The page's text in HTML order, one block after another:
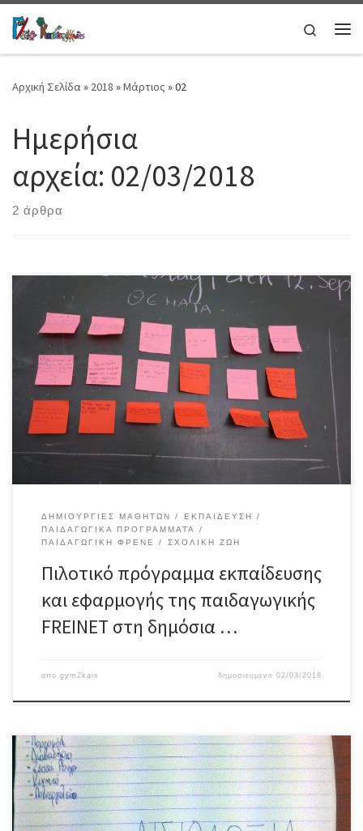
Μετάβαση στο περιεχόμενο
Search
Αρχική Σελίδα» 2018 »Μάρτιος »02
Ημερήσια
αρχεία: 02/03/2018
2 άρθρα
Το ΥΠ.Π.Ε.Θ μετά από εισήγηση του Ινστιτούτου Εκπαιδευτικής
Πολιτικής κατόπιν σχετικής πρότασης που κατέθεσε η
«Παιδαγωγική ομάδα για την προώθηση της Παιδαγωγικής Freinet
στην Ελλάδα – Το Σκασιαρχείο – Πειραματικοί ψηλαφισμοί για ένα
σχολείο της κοινότητας» ενέκρινε και υλοποιεί (Αρ. Πρωτ. 17446/
Δ2 03-02-2017) κατά τις σχολικές χρονιές 2016-17 και 2017-18 […]
ΔΗΜΙΟΥΡΓΊΕΣ ΜΑΘΗΤΏΝ
ΕΚΠΑΊΔΕΥΣΗ
ΠΑΙΔΑΓΩΓΙΚΆ ΠΡΟΓΡΆΜΜΑΤΑ
ΠΑΙΔΑΓΩΓΙΚΉ ΦΡΕΝΈ
ΣΧΟΛΙΚΉ ΖΩΉ
Πιλοτικό πρόγραμμα εκπαίδευσης
και εφαρμογής της παιδαγωγικής
FREINET στη δημόσια …
από gym2kais δημοσιευμένο02/03/2018
Οι μαθητές των δύο σχολείων σχημάτισαν μικτές ομάδες και
επιδόθηκαν στις ψηφιακές δοκιμασίες του παιχνιδιού στο
Εργαστήριο Πληροφορικής του σχολείου μας. Το παιχνίδι